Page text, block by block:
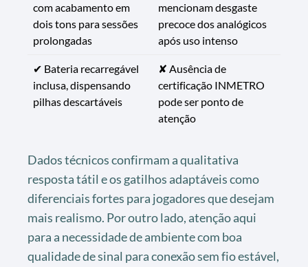
com acabamento em
dois tons para sessões
prolongadas
mencionam desgaste
precoce dos analógicos
após uso intenso
✔ Bateria recarregável
inclusa, dispensando
pilhas descartáveis
✘ Ausência de
certificação INMETRO
pode ser ponto de
atenção
Dados técnicos confirmam a qualitativa
resposta tátil e os gatilhos adaptáveis como
diferenciais fortes para jogadores que desejam
mais realismo. Por outro lado, atenção aqui
para a necessidade de ambiente com boa
qualidade de sinal para conexão sem fio estável,